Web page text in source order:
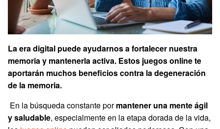
La era digital puede ayudarnos a fortalecer nuestra
memoria y mantenerla activa. Estos juegos online te
aportarán muchos beneficios contra la degeneración
de la memoria.
En la búsqueda constante pormantener una mente ágil
y saludable, especialmente en la etapa dorada de la vida,